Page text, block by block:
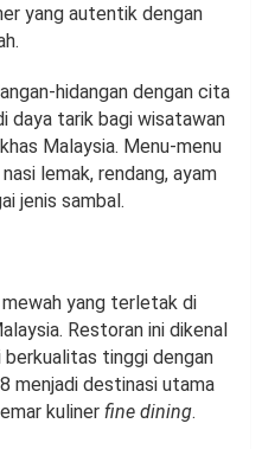
yang autentik dengan
hidangan dengan cita
daya tarik bagi wisatawan
Malaysia. Menu-menu
lemak, rendang, ayam
jenis sambal.
yang terletak di
Restoran ini dikenal
berkualitas tinggi dengan
menjadi destinasi utama
kuliner fine dining.